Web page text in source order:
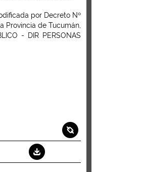
por Decreto Nº
Provincia de Tucumán,
- DIR PERSONAS